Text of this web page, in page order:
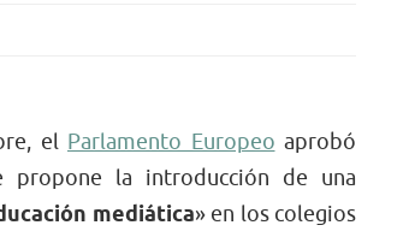
el Parlamento Europeo aprobó
propone la introducción de una
mediática» en los colegios